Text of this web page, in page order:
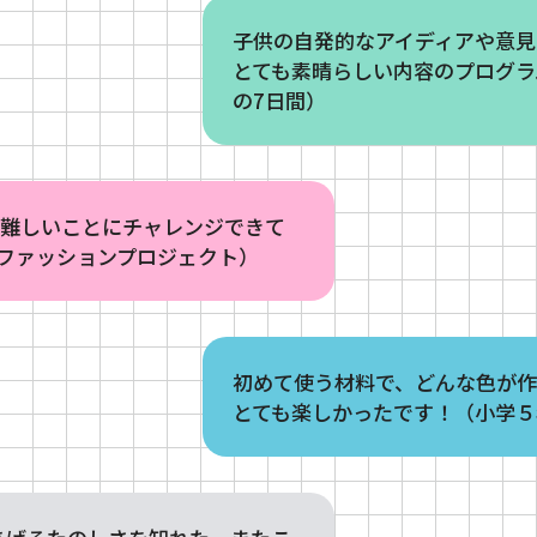
子供の自発的なアイディアや意
とても素晴らしい内容のプログ
の7日間）
しいことにチャレンジできて
ッションプロジェクト）
初めて使う材料で、どんな色が
とても楽しかったです！（小学